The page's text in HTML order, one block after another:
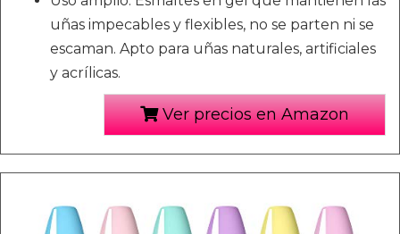
uñas impecables y flexibles, no se parten ni se
escaman. Apto para uñas naturales, artificiales
y acrílicas.
Ver precios en Amazon